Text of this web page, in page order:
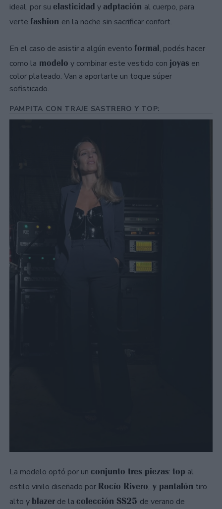
ideal, por su elasticidad y adptación al cuerpo, para
verte fashion en la noche sin sacrificar confort.
En el caso de asistir a algún evento formal, podés hacer
como la modelo y combinar este vestido con joyas en
color plateado. Van a aportarte un toque súper
sofisticado.
PAMPITA CON TRAJE SASTRERO Y TOP:
La modelo optó por un conjunto tres piezas: top al
estilo vinilo diseñado por Rocío Rivero, y pantalón tiro
alto y blazer de la colección SS25 de verano de